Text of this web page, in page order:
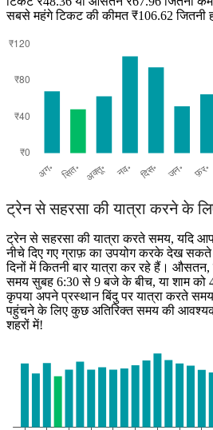
सबसे महंगे टिकट की कीमत ₹106.62 जितनी
ट्रेन से सहरसा की यात्रा करने के
ट्रेन से सहरसा की यात्रा करते समय, यदि
नीचे दिए गए ग्राफ़ का उपयोग करके देख
दिनों में कितनी बार यात्रा कर रहे हैं।
समय सुबह 6:30 से 9 बजे के बीच, या शाम को
कृपया अपने प्रस्थान बिंदु पर यात्रा करते
पहुंचने के लिए कुछ अतिरिक्त समय की
शहरों में!